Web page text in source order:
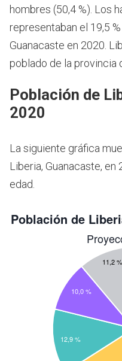
hombres (50,4 %). Los
representaban el 19,5
Guanacaste en 2020.
poblado de la provincia
Población de
2020
La siguiente gráfica
Liberia, Guanacaste,
edad.